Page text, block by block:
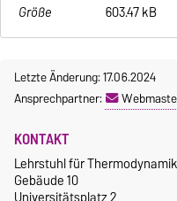
603.47 kB
Letzte Änderung: 17.06.2024
Ansprechpartner:
KONTAKT
Lehrstuhl für
Gebäude 10